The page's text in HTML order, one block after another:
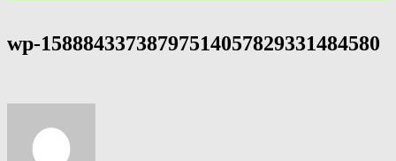
wp-15888433738797514057829331484580